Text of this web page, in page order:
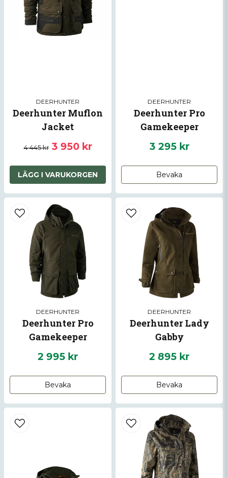
DEERHUNTER
Deerhunter Muflon
Jacket
4 445 kr 3 950 kr
LÄGG I VARUKORGEN
DEERHUNTER
Deerhunter Pro
Gamekeeper
3 295 kr
Bevaka
DEERHUNTER
Deerhunter Pro
Gamekeeper
2 995 kr
Bevaka
DEERHUNTER
Deerhunter Lady
Gabby
2 895 kr
Bevaka